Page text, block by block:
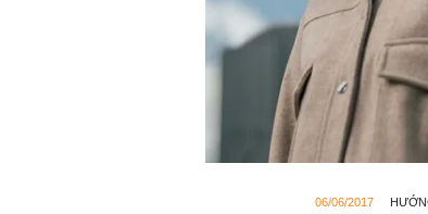
06/06/2017